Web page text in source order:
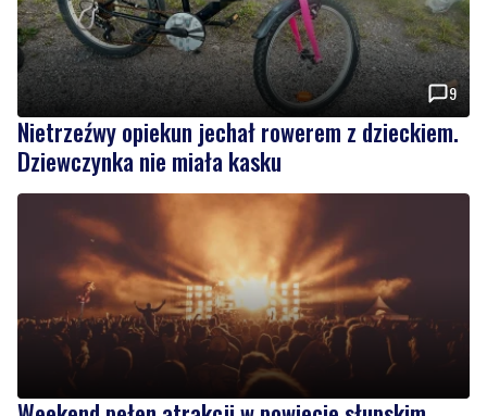
9
Nietrzeźwy opiekun jechał rowerem z dzieckiem.
Dziewczynka nie miała kasku
Weekend pełen atrakcji w powiecie słupskim.
Sprawdź, co zaplanowano